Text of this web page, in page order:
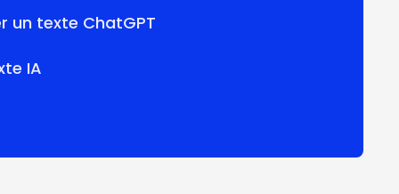
un texte ChatGPT
IA